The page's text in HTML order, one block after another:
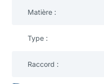
Matière :
Type :
Raccord :